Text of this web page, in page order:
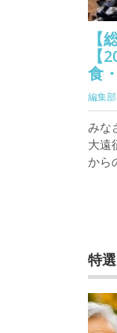
食
編集部
みな
大遠
から
特